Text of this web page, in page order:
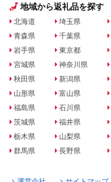
地域から返礼品を探す
北海道
青森県
岩手県
宮城県
秋田県
山形県
福島県
茨城県
栃木県
群馬県
埼玉県
千葉県
東京都
神奈川県
新潟県
富山県
石川県
福井県
山梨県
長野県